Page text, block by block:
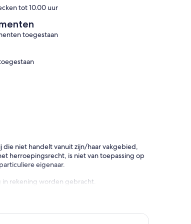
tot 10.00 uur
toegestaan
niet handelt vanuit zijn/haar vakgebied,
herroepingsrecht, is niet van toepassing op
eigenaar.
rekening worden gebracht.